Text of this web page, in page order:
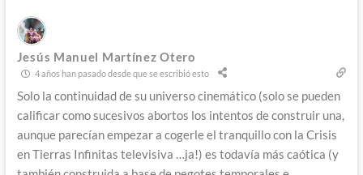
Jesús Manuel Martínez Otero
4 años han pasado desde que se escribió esto
Solo la continuidad de su universo cinemático (solo se pueden
calificar como sucesivos abortos los intentos de construir una,
aunque parecían empezar a cogerle el tranquillo con la Crisis
en Tierras Infinitas televisiva …ja!) es todavía más caótica (y